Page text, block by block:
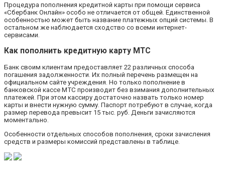
Процедура пополнения кредитной карты при помощи сервиса
«Сбербанк Онлайн» особо не отличается от общей. Единственной
особенностью может быть название платежных опций системы. В
остальном же наблюдается сходство со всеми интернет-
сервисами.
Как пополнить кредитную карту МТС
Банк своим клиентам предоставляет 22 различных способа
погашения задолженности. Их полный перечень размещен на
официальном сайте учреждения. Но только пополнение в
банковской кассе МТС производит без взимания дополнительных
платежей. При этом кассиру достаточно назвать только номер
карты и внести нужную сумму. Паспорт потребуют в случае, когда
размер перевода превысит 15 тыс. руб. Деньги зачисляются
моментально.
Особенности отдельных способов пополнения, сроки зачисления
средств и размеры комиссий представлены в таблице.